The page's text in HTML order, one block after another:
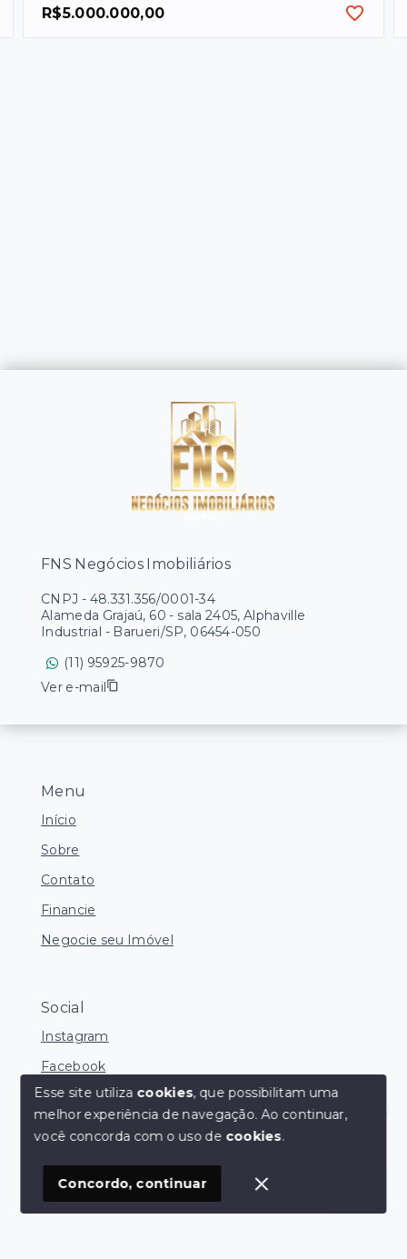
R$5.000.000,00
Olá! Estamos disponíveis para te ajudar.
Menu
Início
Sobre
Contato
Financie
Negocie seu Imóvel
Social
Instagram
Facebook
© Copyright 2026 - FNS Negócios Imobiliários - Todos
SITE PARA IMOBILIARIA
FNS Negócios Imobiliários
CNPJ - 48.331.356/0001-34
Alameda Grajaú, 60 - sala 2405, Alphaville
Industrial - Barueri/SP, 06454-050
(11) 95925-9870
Ver e-mail
Esse site utiliza cookies, que possibilitam uma
melhor experiência de navegação.Ao continuar,
você concorda com o uso de cookies.
Concordo, continuar